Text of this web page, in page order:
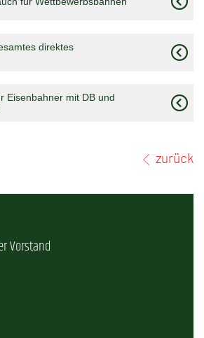
direktes
Eisenbahner mit DB und
zurück
Vorstand